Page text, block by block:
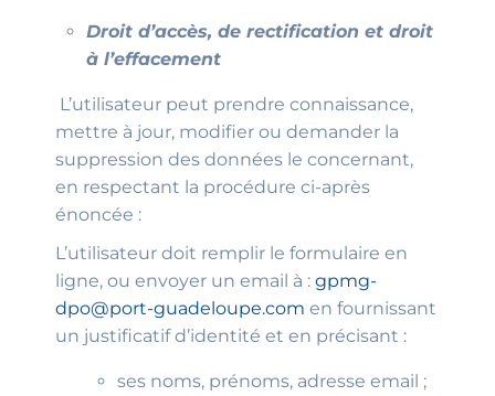
Droit d’accès, de rectification et droit
à l’effacement
L’utilisateur peut prendre connaissance,
mettre à jour, modifier ou demander la
suppression des données le concernant,
en respectant la procédure ci-après
énoncée :
L’utilisateur doit remplir le formulaire en
ligne, ou envoyer un email à : gpmg-
dpo@port-guadeloupe.com en fournissant
un justificatif d’identité et en précisant :
ses noms, prénoms, adresse email ;